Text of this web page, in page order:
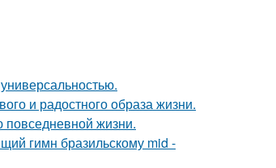
и радостного образа жизни.
повседневной жизни.
гимн бразильскому mid -